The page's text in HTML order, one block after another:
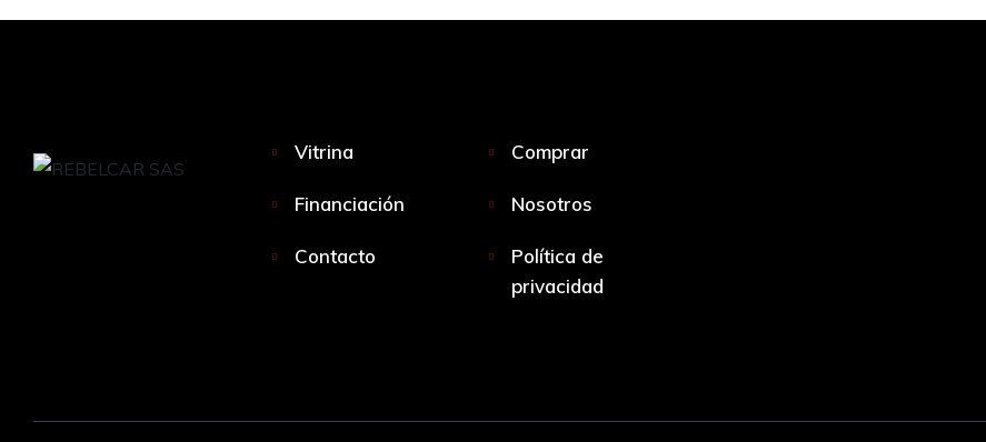
Vitrina Comprar
Financiación Nosotros
Contacto
Política de
privacidad